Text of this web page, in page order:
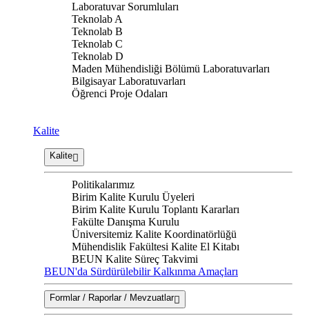
Laboratuvar Sorumluları
Teknolab A
Teknolab B
Teknolab C
Teknolab D
Maden Mühendisliği Bölümü Laboratuvarları
Bilgisayar Laboratuvarları
Öğrenci Proje Odaları
Kalite
Kalite
Politikalarımız
Birim Kalite Kurulu Üyeleri
Birim Kalite Kurulu Toplantı Kararları
Fakülte Danışma Kurulu
Üniversitemiz Kalite Koordinatörlüğü
Mühendislik Fakültesi Kalite El Kitabı
BEUN Kalite Süreç Takvimi
BEUN'da Sürdürülebilir Kalkınma Amaçları
Formlar / Raporlar / Mevzuatlar